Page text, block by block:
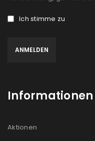
Ich stimme zu
Informationen
Aktionen